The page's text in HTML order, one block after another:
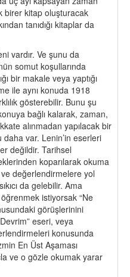
birer kitap oluşturacak
tanıdığı kitaplar da
vardır. Ve şunu da
somut koşullarında
bir makale veya yaptığı
ile aynı konuda 1918
gösterebilir. Bunu şu
bağlı kalarak, zaman,
alınmadan yapılacak bir
var. Lenin’in eserleri
değildir. Tarihsel
koparılarak okuma
değerlendirmelere yol
da gelebilir. Ama
istiyorsak “Ne
görüşlerinini
eseri, veya
konusunda
En Üst Aşaması
ve o gözle okumak yarar